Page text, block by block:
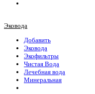
Эковода
Добавить
Эковода
Экофильтры
Чистая Вода
Лечебная вода
Минеральная